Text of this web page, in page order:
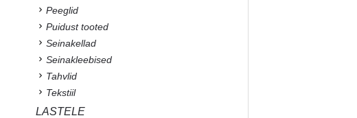
Peeglid
Puidust tooted
Seinakellad
Seinakleebised
Tahvlid
Tekstiil
LASTELE